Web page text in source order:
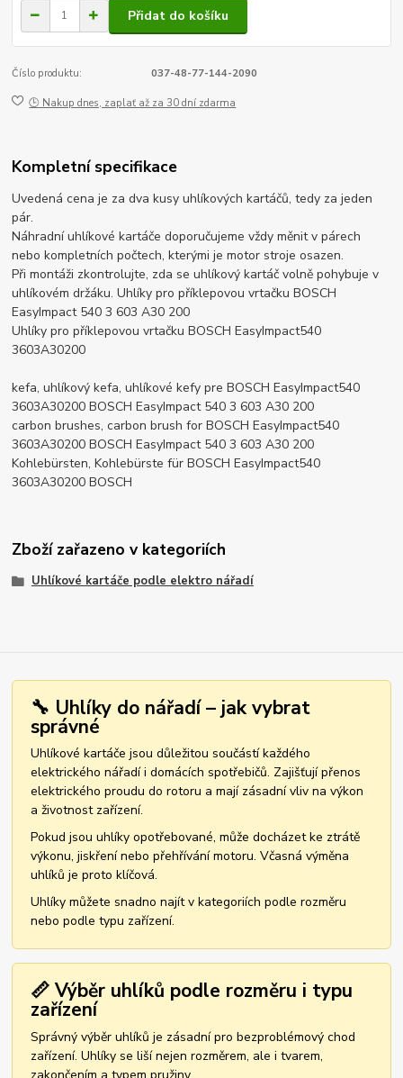
Přidat do košíku
Číslo produktu: 037-48-77-144-2090
🕒 Nakup dnes, zaplať až za 30 dní zdarma
Kompletní specifikace
Uvedená cena je za dva kusy uhlíkových kartáčů, tedy za jeden
pár.
Náhradní uhlíkové kartáče doporučujeme vždy měnit v párech
nebo kompletních počtech, kterými je motor stroje osazen.
Při montáži zkontrolujte, zda se uhlíkový kartáč volně pohybuje v
uhlíkovém držáku. Uhlíky pro příklepovou vrtačku BOSCH
EasyImpact 540 3 603 A30 200
Uhlíky pro příklepovou vrtačku BOSCH EasyImpact540
3603A30200
kefa, uhlíkový kefa, uhlíkové kefy pre BOSCH EasyImpact540
3603A30200 BOSCH EasyImpact 540 3 603 A30 200
carbon brushes, carbon brush for BOSCH EasyImpact540
3603A30200 BOSCH EasyImpact 540 3 603 A30 200
Kohlebürsten, Kohlebürste für BOSCH EasyImpact540
3603A30200 BOSCH
Zboží zařazeno v kategoriích
Uhlíkové kartáče podle elektro nářadí
🔧 Uhlíky do nářadí – jak vybrat
správné
Uhlíkové kartáče jsou důležitou součástí každého
elektrického nářadí i domácích spotřebičů. Zajišťují přenos
elektrického proudu do rotoru a mají zásadní vliv na výkon
a životnost zařízení.
Pokud jsou uhlíky opotřebované, může docházet ke ztrátě
výkonu, jiskření nebo přehřívání motoru. Včasná výměna
uhlíků je proto klíčová.
Uhlíky můžete snadno najít v kategoriích podle rozměru
nebo podle typu zařízení.
📏 Výběr uhlíků podle rozměru i typu
zařízení
Správný výběr uhlíků je zásadní pro bezproblémový chod
zařízení. Uhlíky se liší nejen rozměrem, ale i tvarem,
zakončením a typem pružiny.